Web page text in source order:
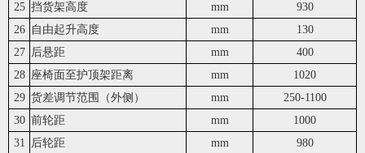
25 挡货架高度 mm
930
26
自由起升高度 mm
130
27 后悬距 mm
400
28 座椅面至护顶架距离 mm
1020
29 货差调节范围（外侧） mm
250-1100
30 前轮距 mm
1000
31 后轮距 mm 980